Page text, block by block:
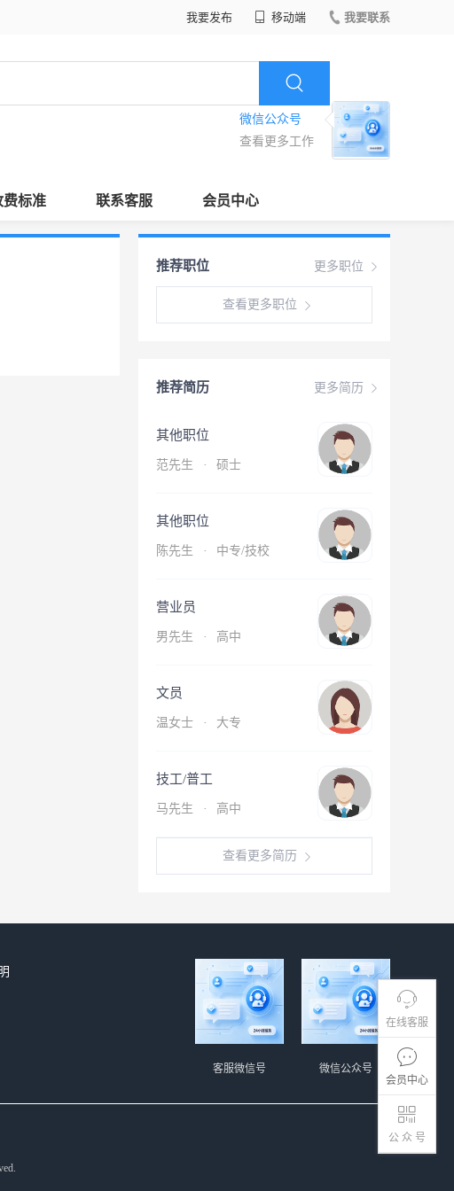
我要发布 移动端 我要联系
微信公众号
查看更多工作
费标准 联系客服 会员中心
在线客服
会员中心
公 众 号
更多职位
推荐职位
查看更多职位
更多简历
推荐简历
其他职位
范先生 · 硕士
其他职位
陈先生 · 中专/技校
营业员
男先生 · 高中
文员
温女士 · 大专
技工/普工
马先生 · 高中
查看更多简历
微信公众号
客服微信号